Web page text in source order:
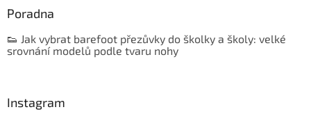
Poradna
👟 Jak vybrat barefoot přezůvky do školky a školy: velké
srovnání modelů podle tvaru nohy
Instagram